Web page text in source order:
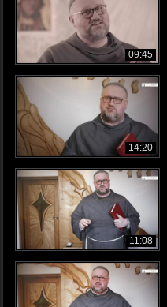
09:45
14:20
11:08